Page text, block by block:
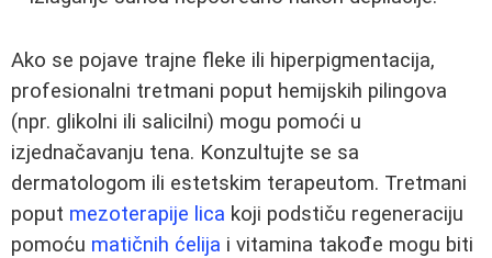
Ako se pojave trajne fleke ili hiperpigmentacija,
profesionalni tretmani poput hemijskih pilingova
(npr. glikolni ili salicilni) mogu pomoći u
izjednačavanju tena. Konzultujte se sa
dermatologom ili estetskim terapeutom. Tretmani
poput mezoterapije lica koji podstiču regeneraciju
pomoću matičnih ćelija i vitamina takođe mogu biti